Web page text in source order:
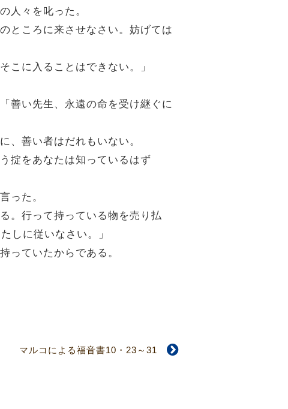
人々を叱った。
ところに来させなさい。妨げては
こに入ることはできない。」
善い先生、永遠の命を受け継ぐに
、善い者はだれもいない。
掟をあなたは知っているはず
った。
。行って持っている物を売り払
しに従いなさい。」
っていたからである。
マルコによる福音書10・23～31